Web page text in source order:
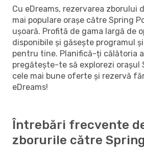
Cu eDreams, rezervarea zborului
mai populare orașe către Spring
ușoară. Profită de gama largă de
disponibile și găsește programul
pentru tine. Planifică-ți călătoria
pregătește-te să explorezi orașul
cele mai bune oferte și rezervă
eDreams!
Întrebări frecvente
zborurile către